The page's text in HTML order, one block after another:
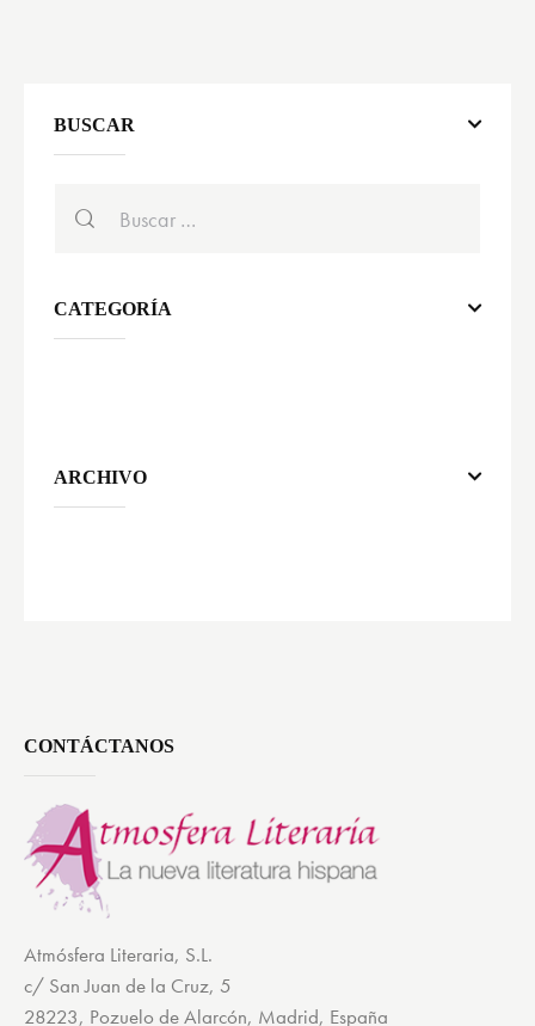
BUSCAR
CATEGORÍA
ARCHIVO
CONTÁCTANOS
Atmósfera Literaria, S.L.
c/ San Juan de la Cruz, 5
28223, Pozuelo de Alarcón, Madrid, España